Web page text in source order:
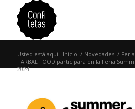
Usted está aquí: Inicio / Novedades /
TARBAL FOOD participará en la Feria
2024